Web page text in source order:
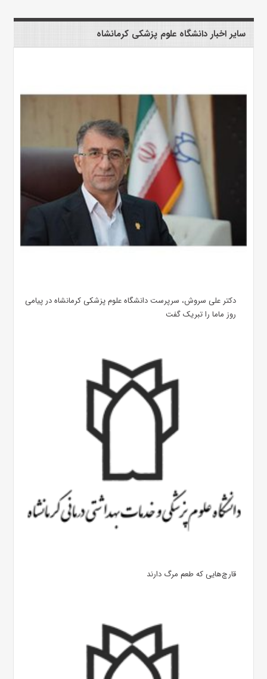
سایر اخبار دانشگاه علوم پزشکی کرمانشاه
دکتر علی سروش، سرپرست دانشگاه علوم پزشکی کرمانشاه در پیامی
روز ماما را تبریک گفت
قارچ‌هایی که طعم مرگ دارند